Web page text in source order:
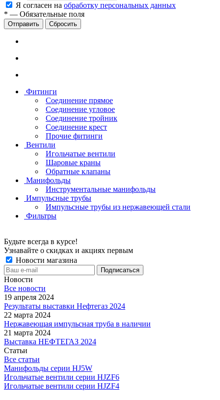
Я согласен на обработку персональных данных
* — Обязательные поля
Сбросить
Фитинги
Соединение прямое
Соединение угловое
Соединение тройник
Соединение крест
Прочие фитинги
Вентили
Игольчатые вентили
Шаровые краны
Обратные клапаны
Манифольды
Инструментальные манифольды
Импульсные трубы
Импульсные трубы из нержавеющей стали
Фильтры
Будьте всегда в курсе!
Узнавайте о скидках и акциях первым
Новости магазина
Новости
Все новости
19 апреля 2024
Результаты выставки Нефтегаз 2024
22 марта 2024
Нержавеющая импульсная труба в наличии
21 марта 2024
Выставка НЕФТЕГАЗ 2024
Статьи
Все статьи
Манифольды серии HJ5W
Игольчатые вентили серии HJZF6
Игольчатые вентили серии HJZF4